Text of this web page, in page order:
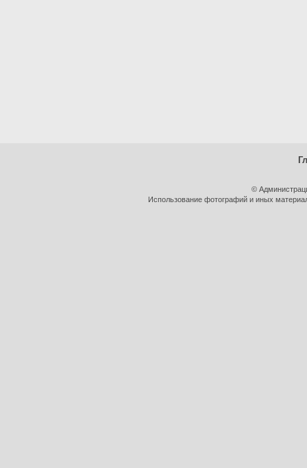
©
Использование фотографий и иных